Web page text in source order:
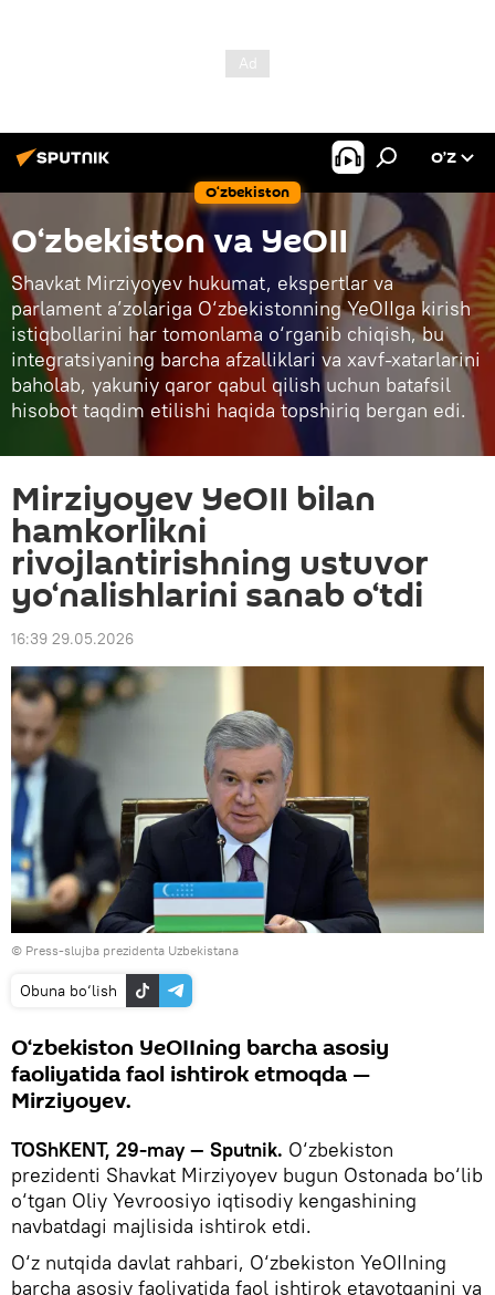
O‘zbekiston
O’Z
O‘zbekiston va YeOII
Shavkat Mirziyoyev hukumat, ekspertlar va
parlament a’zolariga O‘zbekistonning YeOIIga kirish
istiqbollarini har tomonlama o‘rganib chiqish, bu
integratsiyaning barcha afzalliklari va xavf-xatarlarini
baholab, yakuniy qaror qabul qilish uchun batafsil
hisobot taqdim etilishi haqida topshiriq bergan edi.
Mirziyoyev YeOII bilan
hamkorlikni
rivojlantirishning ustuvor
yo‘nalishlarini sanab o‘tdi
16:39 29.05.2026
© Press-slujba prezidenta Uzbekistana
Obuna bo‘lish
O‘zbekiston YeOIIning barcha asosiy
faoliyatida faol ishtirok etmoqda —
Mirziyoyev.
TOShKENT, 29-may — Sputnik. O‘zbekiston
prezidenti Shavkat Mirziyoyev bugun Ostonada bo‘lib
o‘tgan Oliy Yevroosiyo iqtisodiy kengashining
navbatdagi majlisida ishtirok etdi.
O‘z nutqida davlat rahbari, O‘zbekiston YeOIIning
barcha asosiy faoliyatida faol ishtirok etayotganini va